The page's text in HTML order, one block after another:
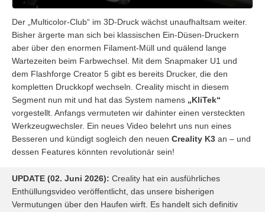
Der „Multicolor-Club“ im 3D-Druck wächst unaufhaltsam weiter.
Bisher ärgerte man sich bei klassischen Ein-Düsen-Druckern
aber über den enormen Filament-Müll und quälend lange
Wartezeiten beim Farbwechsel. Mit dem Snapmaker U1 und
dem Flashforge Creator 5 gibt es bereits Drucker, die den
kompletten Druckkopf wechseln. Creality mischt in diesem
Segment nun mit und hat das System namens „KliTek“
vorgestellt. Anfangs vermuteten wir dahinter einen versteckten
Werkzeugwechsler. Ein neues Video belehrt uns nun eines
Besseren und kündigt sogleich den neuen Creality K3 an – und
dessen Features könnten revolutionär sein!
UPDATE (02. Juni 2026): Creality hat ein ausführliches
Enthüllungsvideo veröffentlicht, das unsere bisherigen
Vermutungen über den Haufen wirft. Es handelt sich definitiv